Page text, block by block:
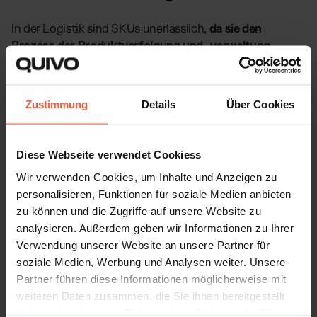
Zustimmung Details Über Cookies
Diese Webseite verwendet Cookiess
Wir verwenden Cookies, um Inhalte und Anzeigen zu
personalisieren, Funktionen für soziale Medien anbieten
zu können und die Zugriffe auf unsere Website zu
analysieren. Außerdem geben wir Informationen zu Ihrer
Verwendung unserer Website an unsere Partner für
soziale Medien, Werbung und Analysen weiter. Unsere
Partner führen diese Informationen möglicherweise mit
weiteren Daten zusammen, die Sie ihnen bereitgestellt
In der Logistik sind SKUs unerlässlich, da sie den
Prozess der Produktverfolgung und -verwaltung
erheblich vereinfachen
. Durch eine eindeutige
Bestandsführung erhöht, Fehler reduziert und eine
schnelle Reaktion auf Kundennachfragen ermöglicht.
SKUs unterstützen auch Prognosen zur Lagerhaltung,
Bewegung von Produkten liefern.
Bei einem Fulfillment-Unternehmen wird die SKU
verwendet,
um Bestellungen schnell und genau zu
bearbeiten
. Durch die Zuordnung von SKUs zu
Produkten kann man Lagerbestände überwachen,
Produkte an den richtigen Bestimmungsort leiten und